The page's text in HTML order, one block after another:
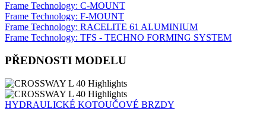
Frame Technology: C-MOUNT
Frame Technology: F-MOUNT
Frame Technology: RACELITE 61 ALUMINIUM
Frame Technology: TFS - TECHNO FORMING SYSTEM
PŘEDNOSTI MODELU
HYDRAULICKÉ KOTOUČOVÉ BRZDY